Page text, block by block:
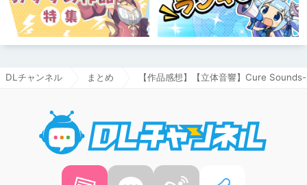
DLチャンネル まとめ 【作品感想】【立体音響】Cure